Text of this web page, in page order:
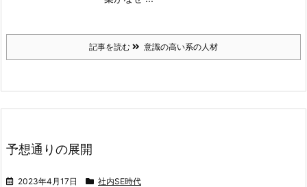
記事を読む 意識の高い系の人材
予想通りの展開
2023年4月17日 社内SE時代